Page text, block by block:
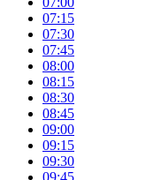
07:15
07:30
07:45
08:00
08:15
08:30
08:45
09:00
09:15
09:30
09:45